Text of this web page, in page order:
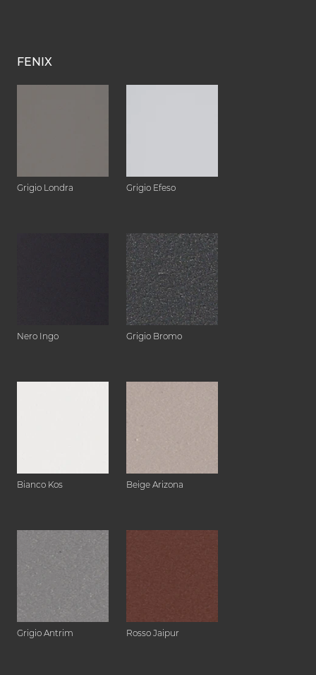
FENIX
Grigio Londra Grigio Efeso
Nero Ingo Grigio Bromo
Bianco Kos Beige Arizona
Grigio Antrim Rosso Jaipur